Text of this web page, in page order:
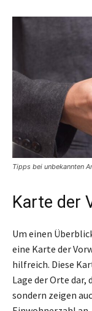
Tipps bei unbekannten
Karte der
Um einen
eine Karte der
hilfreich. Diese
Lage der Orte dar,
sondern zeigen